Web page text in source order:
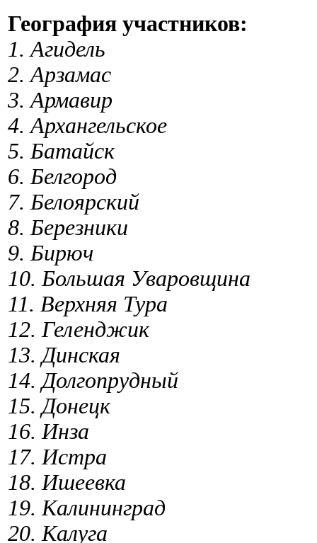
География участников:
1. Агидель
2. Арзамас
3. Армавир
4. Архангельское
5. Батайск
6. Белгород
7. Белоярский
8. Березники
9. Бирюч
10. Большая Уваровщина
11. Верхняя Тура
12. Геленджик
13. Динская
14. Долгопрудный
15. Донецк
16. Инза
17. Истра
18. Ишеевка
19. Калининград
20. Калуга